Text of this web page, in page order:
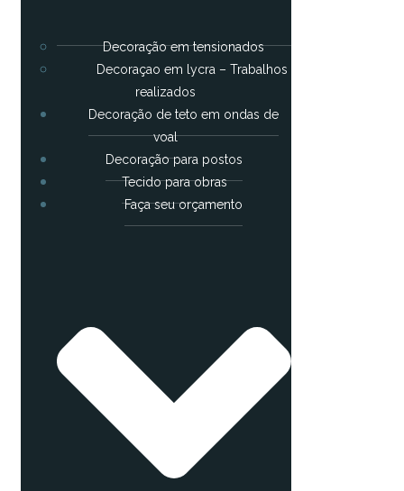
Decoração em tensionados
Decoraçao em lycra – Trabalhos
realizados
Decoração de teto em ondas de
voal
Decoração para postos
Tecido para obras
Faça seu orçamento